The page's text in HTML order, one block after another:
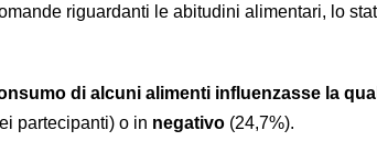
riguardanti le abitudini alimentari, lo
di alcuni alimenti influenzasse la
partecipanti) o in negativo (24,7%).